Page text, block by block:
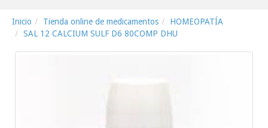
Inicio Tienda online de medicamentos
HOMEOPATÍA
SAL 12 CALCIUM SULF D6 80COMP DHU